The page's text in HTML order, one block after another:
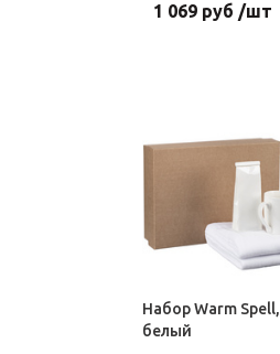
1 069 руб /шт
Набор Warm Spell,
белый